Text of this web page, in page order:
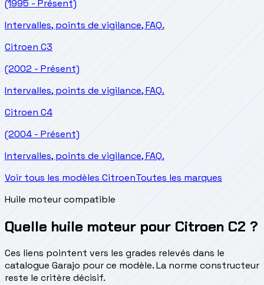
(1995 - Présent)
Intervalles, points de vigilance, FAQ.
Citroen C3
(2002 - Présent)
Intervalles, points de vigilance, FAQ.
Citroen C4
(2004 - Présent)
Intervalles, points de vigilance, FAQ.
Voir tous les modèles CitroenToutes les marques
Huile moteur compatible
Quelle huile moteur pour Citroen C2 ?
Ces liens pointent vers les grades relevés dans le
catalogue Garajo pour ce modèle. La norme constructeur
reste le critère décisif.